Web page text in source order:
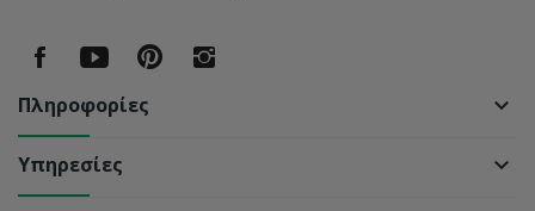
Πληροφορίες keyboard_arrow_down
Υπηρεσίες keyboard_arrow_down